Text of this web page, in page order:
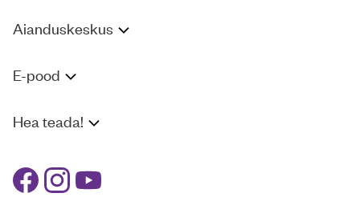
Aianduskeskus
E-pood
Hea teada!